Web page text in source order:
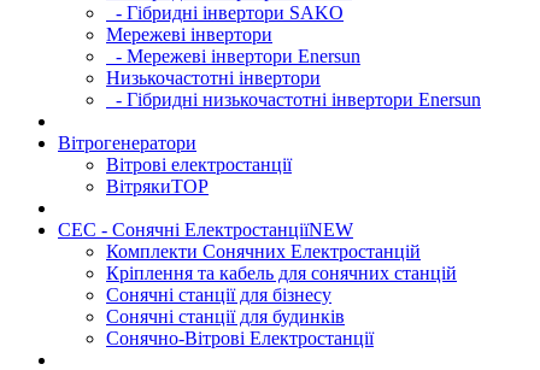
- Гібридні інвертори SAKO
Мережеві інвертори
- Мережеві інвертори Enersun
Низькочастотні інвертори
- Гібридні низькочастотні інвертори Enersun
Вітрогенератори
Вітрові електростанції
ВітрякиTOP
СЕС - Сонячні ЕлектростанціїNEW
Комплекти Сонячних Електростанцій
Кріплення та кабель для сонячних станцій
Сонячні станції для бізнесу
Сонячні станції для будинків
Сонячно-Вітрові Електростанції